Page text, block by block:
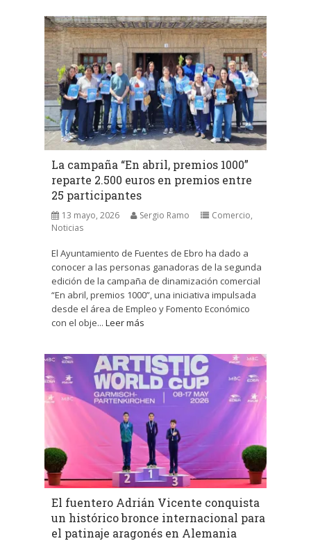
La campaña “En abril, premios 1000”
reparte 2.500 euros en premios entre
25 participantes
13 mayo, 2026 Sergio Ramo Comercio,
Noticias
El Ayuntamiento de Fuentes de Ebro ha dado a
conocer a las personas ganadoras de la segunda
edición de la campaña de dinamización comercial
“En abril, premios 1000”, una iniciativa impulsada
desde el área de Empleo y Fomento Económico
con el obje... Leer más
El fuentero Adrián Vicente conquista
un histórico bronce internacional para
el patinaje aragonés en Alemania